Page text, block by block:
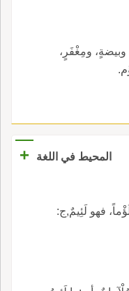
وبيضةٍ، ومِغْفَرٍ،
المحيط في اللغة
+
فهو لَئِيمٌ,ج: